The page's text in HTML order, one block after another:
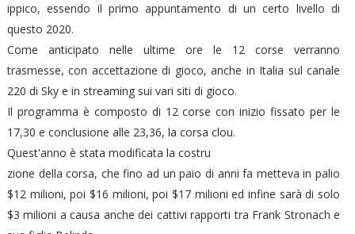
ippico, essendo il primo appuntamento di un certo livello di
questo 2020.
Come anticipato nelle ultime ore le 12 corse verranno
trasmesse, con accettazione di gioco, anche in Italia sul canale
220 di Sky e in streaming sui vari siti di gioco.
Il programma è composto di 12 corse con inizio fissato per le
17,30 e conclusione alle 23,36, la corsa clou.
Quest'anno è stata modificata la costru
zione della corsa, che fino ad un paio di anni fa metteva in palio
$12 milioni, poi $16 milioni, poi $17 milioni ed infine sarà di solo
$3 milioni a causa anche dei cattivi rapporti tra Frank Stronach e